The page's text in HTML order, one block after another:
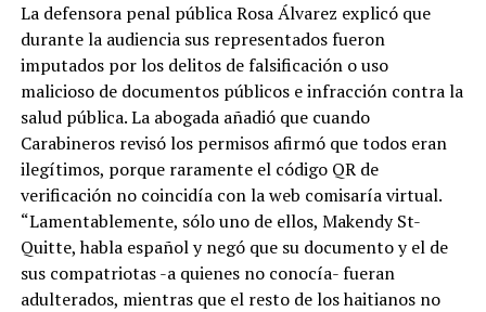
La defensora penal pública Rosa Álvarez explicó que
durante la audiencia sus representados fueron
imputados por los delitos de falsificación o uso
malicioso de documentos públicos e infracción contra la
salud pública. La abogada añadió que cuando
Carabineros revisó los permisos afirmó que todos eran
ilegítimos, porque raramente el código QR de
verificación no coincidía con la web comisaría virtual.
“Lamentablemente, sólo uno de ellos, Makendy St-
Quitte, habla español y negó que su documento y el de
sus compatriotas -a quienes no conocía- fueran
adulterados, mientras que el resto de los haitianos no